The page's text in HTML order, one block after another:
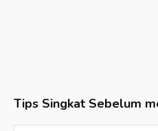
Tips Singkat Sebelum